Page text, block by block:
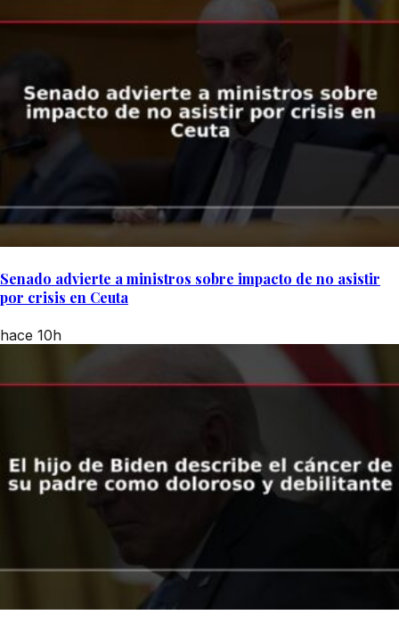
Senado advierte a ministros sobre impacto de no asistir
por crisis en Ceuta
hace 10h